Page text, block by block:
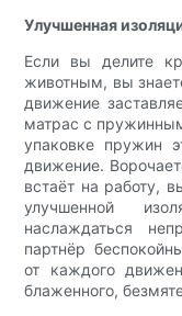
Улучшенная
Если вы делите
животным, вы
движение
матрас с
упаковке пружин
движение.
встаёт на работу,
улучшенной
наслаждаться
партнёр
от каждого
блаженного,